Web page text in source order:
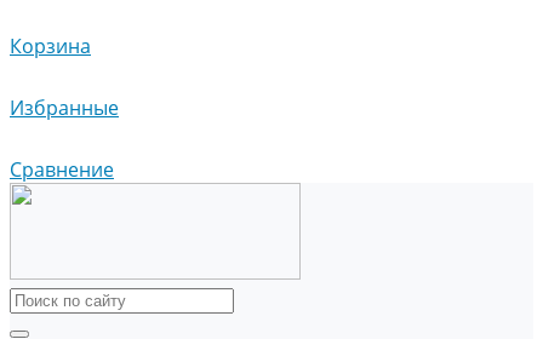
Корзина
Избранные
Сравнение